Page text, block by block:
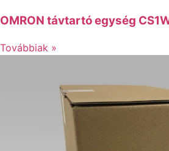
OMRON távtartó egység
Továbbiak »